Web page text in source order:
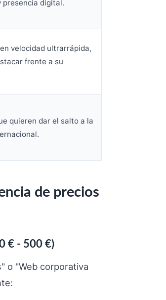
presencia digital.
velocidad ultrarrápida,
frente a su
quieren dar el salto a la
de precios
€ - 500 €)
o "Web corporativa